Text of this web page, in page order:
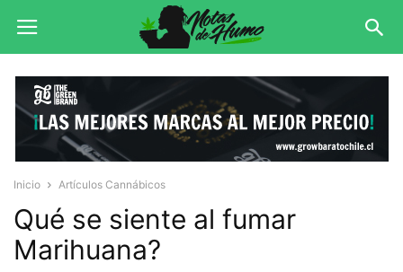
Inicio Artículos Cannábicos
Qué se siente al fumar
Marihuana?